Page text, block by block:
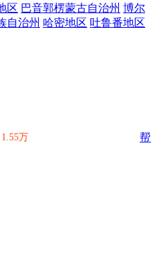
区 巴音郭楞蒙古自治州 博尔
自治州 哈密地区 吐鲁番地区
1.55万
帮